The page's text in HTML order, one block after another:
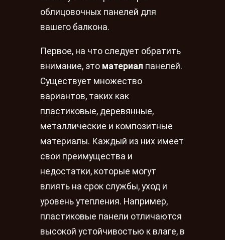
облицовочных панелей для
вашего балкона.
Первое, на что следует обратить
внимание, это материал панелей.
Существует множество
вариантов, таких как
пластиковые, деревянные,
металлические и композитные
материалы. Каждый из них имеет
свои преимущества и
недостатки, которые могут
влиять на срок службы, уход и
уровень утепления. Например,
пластиковые панели отличаются
высокой устойчивостью к влаге, в